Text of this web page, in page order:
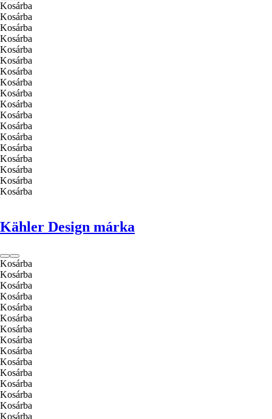
Kosárba
Kosárba
Kosárba
Kosárba
Kosárba
Kosárba
Kosárba
Kosárba
Kosárba
Kosárba
Kosárba
Kosárba
Kosárba
Kosárba
Kosárba
Kosárba
Kosárba
Kosárba
Kähler Design márka
Kosárba
Kosárba
Kosárba
Kosárba
Kosárba
Kosárba
Kosárba
Kosárba
Kosárba
Kosárba
Kosárba
Kosárba
Kosárba
Kosárba
Kosárba